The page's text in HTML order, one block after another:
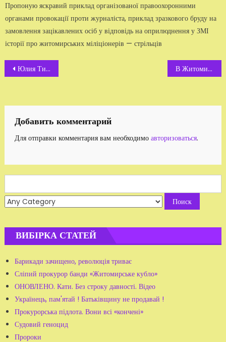
Пропоную яскравий приклад організованої правоохоронними
органами провокації проти журналіста, приклад зразкового бруду на
замовлення зацікавлених осіб у відповідь на оприлюднення у ЗМІ
історії про житомирських міліціонерів — стрільців
Навигация
записям
Юлия Тимошенко в Житомире В Житомире торгуют институтами
Добавить комментарий
Для отправки комментария вам необходимо авторизоваться.
for:
ВИБІРКА СТАТЕЙ
Барикади зачищено, революція триває
Сліпий прокурор банди «Житомирське кубло»
ОНОВЛЕНО. Кати. Без строку давності. Відео
Українець, пам'ятай ! Батьківщину не продавай !
Прокурорська підлота. Вони всі «кончені»
Судовий геноцид
Пророки